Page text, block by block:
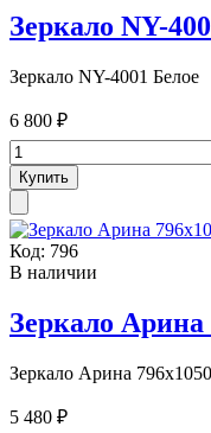
Зеркало NY-
Зеркало NY-4001 Белое
6 800 ₽
Код: 796
В наличии
Зеркало Арина
Зеркало Арина
5 480 ₽